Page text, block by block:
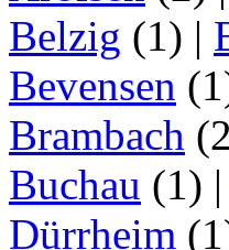
Belzig (1) |
Bevensen
Brambach
Buchau (1) |
Dürrheim